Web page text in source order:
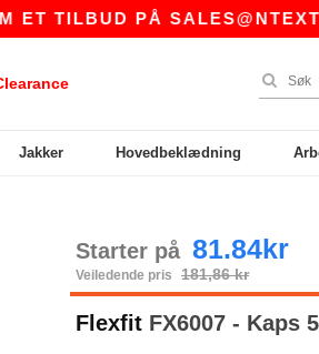
PÅSALES@NTEXTIL.NO
Jakker Hovedbeklædning
Starter på 81.84kr
Veiledende pris 181,86 kr
Flexfit FX6007 - Kaps